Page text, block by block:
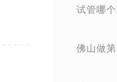
试管哪
佛山做